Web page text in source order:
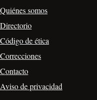
Quiénes somos
Directorio
Código de ética
Correcciones
Contacto
Aviso de privacidad